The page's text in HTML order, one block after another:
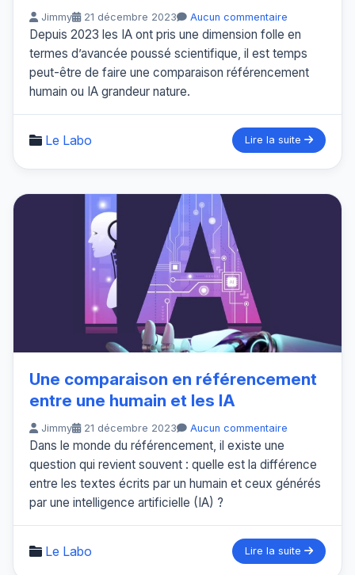
Jimmy 21 décembre 2023 Aucun commentaire
Depuis 2023 les IA ont pris une dimension folle en
termes d’avancée poussé scientifique, il est temps
peut-être de faire une comparaison référencement
humain ou IA grandeur nature.
Le Labo Lire la suite
Une comparaison en référencement
entre une humain et les IA
Jimmy 21 décembre 2023 Aucun commentaire
Dans le monde du référencement, il existe une
question qui revient souvent : quelle est la différence
entre les textes écrits par un humain et ceux générés
par une intelligence artificielle (IA) ?
Le Labo Lire la suite